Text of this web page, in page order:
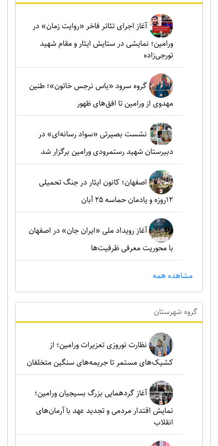
آغاز اجرای تئاتر فاخر «روایت زمان» در
ورامین؛ نمایشی در ستایش ایثار و مقام شهید
تورجی‌زاده
گروه سرود «یاس نرجس خاتون»؛ طنین
مهدوی از ورامین تا افق‌های ظهور
نشست بصیرتی «سواد رسانه‌ای» در
دبیرستان شهید رستمرودی ورامین برگزار شد
اصفهان؛ کانون ایثار در جنگ تحمیلی
۱۲روزه و یادمان حماسه ۲۵ آبان
آغاز رویداد ملی «ایران جان» در اصفهان
با محوریت معرفی ظرفیت‌ها
مشاهده همه
گروه شهرستان
نظارت نوروزی تعزیرات ورامین؛ از
کشیک‌های مستمر تا جریمه‌های سنگین متخلفان
آغاز گردهمایی بزرگ بسیجیان ورامین؛
نمایش اقتدار مردمی و تجدید عهد با آرمان‌های
انقلاب